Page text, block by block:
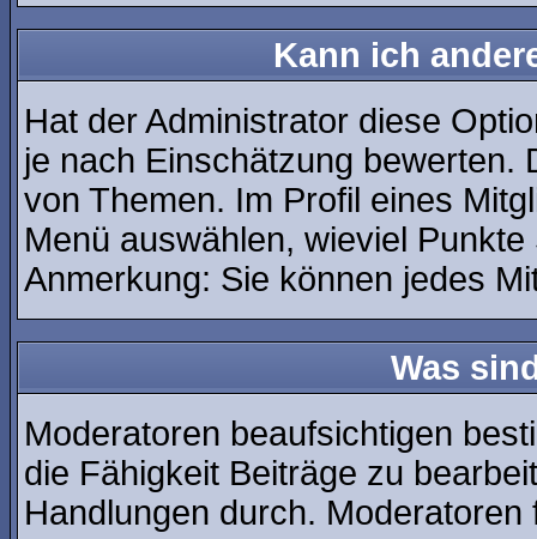
Kann ich
Hat der Administrator diese
je nach Einschätzung bewerten.
von Themen. Im Profil eines
Menü auswählen, wieviel
Anmerkung: Sie können jedes
Was
Moderatoren beaufsichtigen
die Fähigkeit Beiträge zu
Handlungen durch.